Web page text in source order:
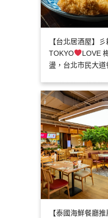
【台北居酒屋】
TOKYO
LOVE
盪，台北市民大
【泰國海鮮餐廳